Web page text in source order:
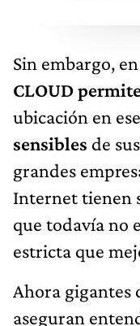
Sin embargo,
CLOUD
ubicación en
sensibles de
grandes
Internet tienen
que todavía no
estricta que
Ahora gigantes
aseguran